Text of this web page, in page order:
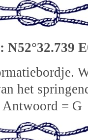
het
Antwoord = G